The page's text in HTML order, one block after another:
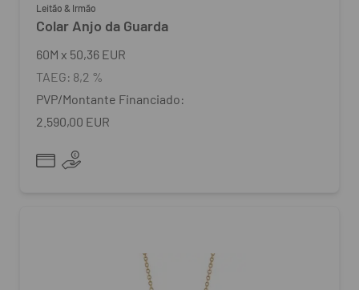
Leitão & Irmão
Colar Anjo da Guarda
60M x 50,36 EUR
TAEG: 8,2 %
PVP/Montante Financiado:
2.590,00 EUR